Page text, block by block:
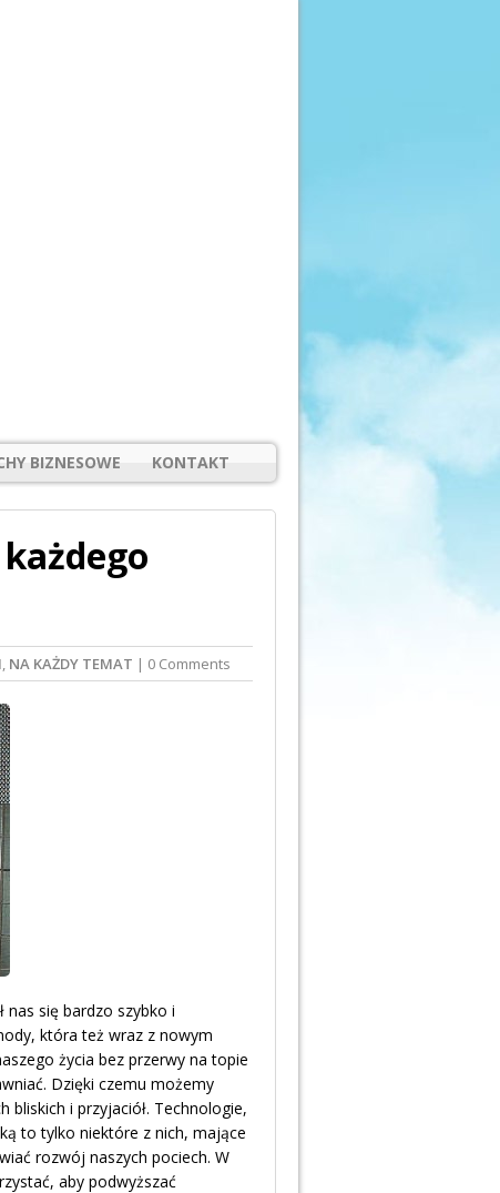
BIZNESOWE KONTAKT
, NA KAŻDY TEMAT | 0 Comments
nas się bardzo szybko i
która też wraz z nowym
życia bez przerwy na topie
Dzięki czemu możemy
bliskich i przyjaciół. Technologie,
to tylko niektóre z nich, mające
rozwój naszych pociech. W
aby podwyższać